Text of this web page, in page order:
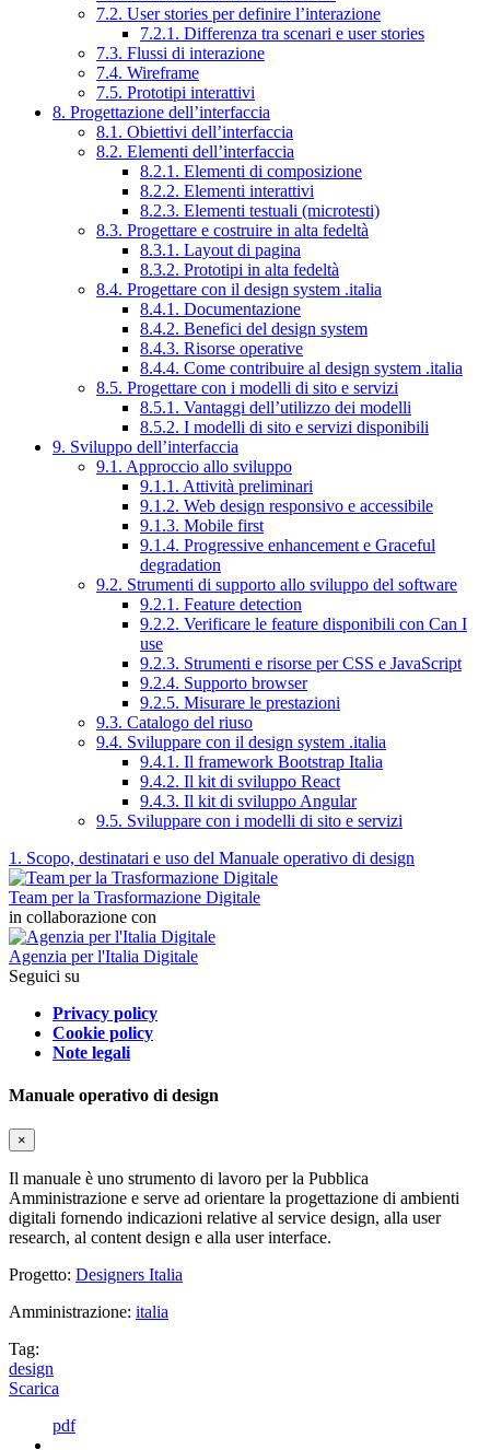
7.2. User stories per definire l’interazione
7.2.1. Differenza tra scenari e user stories
7.3. Flussi di interazione
7.4. Wireframe
7.5. Prototipi interattivi
8. Progettazione dell’interfaccia
8.1. Obiettivi dell’interfaccia
8.2. Elementi dell’interfaccia
8.2.1. Elementi di composizione
8.2.2. Elementi interattivi
8.2.3. Elementi testuali (microtesti)
8.3. Progettare e costruire in alta fedeltà
8.3.1. Layout di pagina
8.3.2. Prototipi in alta fedeltà
8.4. Progettare con il design system .italia
8.4.1. Documentazione
8.4.2. Benefici del design system
8.4.3. Risorse operative
8.4.4. Come contribuire al design system .italia
8.5. Progettare con i modelli di sito e servizi
8.5.1. Vantaggi dell’utilizzo dei modelli
8.5.2. I modelli di sito e servizi disponibili
9. Sviluppo dell’interfaccia
9.1. Approccio allo sviluppo
9.1.1. Attività preliminari
9.1.2. Web design responsivo e accessibile
9.1.3. Mobile first
9.1.4. Progressive enhancement e Graceful
degradation
9.2. Strumenti di supporto allo sviluppo del software
9.2.1. Feature detection
9.2.2. Verificare le feature disponibili con Can I
use
9.2.3. Strumenti e risorse per CSS e JavaScript
9.2.4. Supporto browser
9.2.5. Misurare le prestazioni
9.3. Catalogo del riuso
9.4. Sviluppare con il design system .italia
9.4.1. Il framework Bootstrap Italia
9.4.2. Il kit di sviluppo React
9.4.3. Il kit di sviluppo Angular
9.5. Sviluppare con i modelli di sito e servizi
1. Scopo, destinatari e uso del Manuale operativo di design
Team per la Trasformazione Digitale
in collaborazione con
Agenzia per l'Italia Digitale
Seguici su
Privacy policy
Cookie policy
Note legali
Manuale operativo di design
×
Il manuale è uno strumento di lavoro per la Pubblica
Amministrazione e serve ad orientare la progettazione di ambienti
digitali fornendo indicazioni relative al service design, alla user
research, al content design e alla user interface.
Progetto: Designers Italia
Amministrazione: italia
Tag:
design
Scarica
pdf